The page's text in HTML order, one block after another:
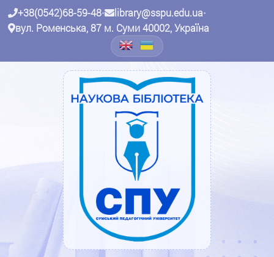
+38(0542)68-59-48• library@sspu.edu.ua•
вул. Роменська, 87 м. Суми 40002, Україна